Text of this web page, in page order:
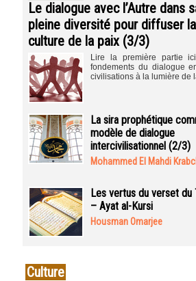
Le dialogue avec l’Autre dans
pleine diversité pour diffuser la
culture de la paix (3/3)
Lire la première partie
fondements du dialogue
civilisations à la lumière de
La sira prophétique
modèle de dialogue
intercivilisationnel (2/3)
Mohammed El Mahdi
Les vertus du verset du
– Ayat al-Kursi
Housman Omarjee
Culture